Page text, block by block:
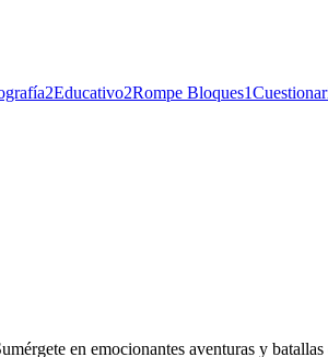
2Educativo2Rompe Bloques1
en emocionantes aventuras y